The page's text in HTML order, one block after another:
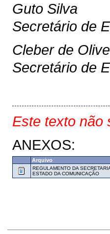
Guto Silva
Secretário de
Cleber de
Secretário de
Este texto não
ANEXOS:
Arquivo
REGULAMENTO DA
ESTADO DA COMUNICAÇÃO